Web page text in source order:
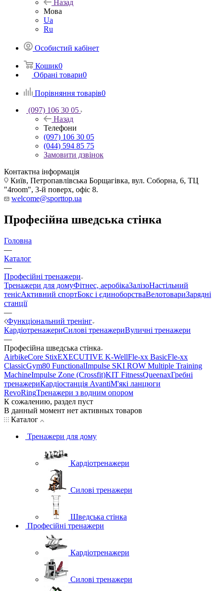
Назад
Мова
Ua
Ru
Особистий кабінет
Кошик0
Обрані товари0
Порівняння товарів0
(097) 106 30 05
Назад
Телефони
(097) 106 30 05
(044) 594 85 75
Замовити дзвінок
Контактна інформація
Київ, Петропавлівська Борщагівка, вул. Соборна, 6, ТЦ
"4room", 3-й поверх, офіс 8.
welcome@sporttop.ua
Професійна шведська стінка
Головна
—
Каталог
—
Професійні тренажери
Тренажери для домуФітнес, аеробікаЗалізоНастільний
тенісАктивний спортБокс і єдиноборстваВелотовариЗарядні
станції
—
Функціональний тренінг
КардіотренажериСилові тренажериВуличні тренажери
—
Професійна шведська стінка
AirbikeCore StixEXECUTIVE K-WellFle-xx BasicFle-xx
ClassicGym80 FunctionalImpulse SKI ROW Multiple Training
MachineImpulse Zone (Crossfit)KIT FitnessQueenaxГребні
тренажериКардіостанція AvantiМ'які ланцюги
RevoRingТренажери з водним опором
К сожалению, раздел пуст
В данный момент нет активных товаров
Каталог
Тренажери для дому
Кардіотренажери
Силові тренажери
Шведська стінка
Професійні тренажери
Кардіотренажери
Силові тренажери